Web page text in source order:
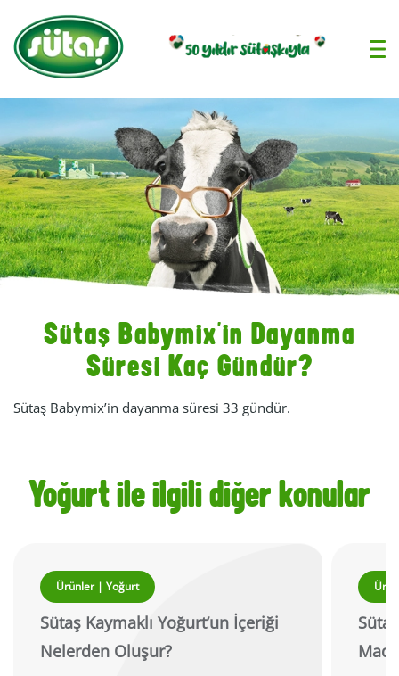
Sütaş Babymix’in Dayanma
Süresi Kaç Gündür?
Sütaş Babymix’in dayanma süresi 33 gündür.
Yoğurt ile ilgili diğer konular
Ürünler | Yoğurt
Sütaş Kaymaklı Yoğurt’un İçeriği
Nelerden Oluşur?